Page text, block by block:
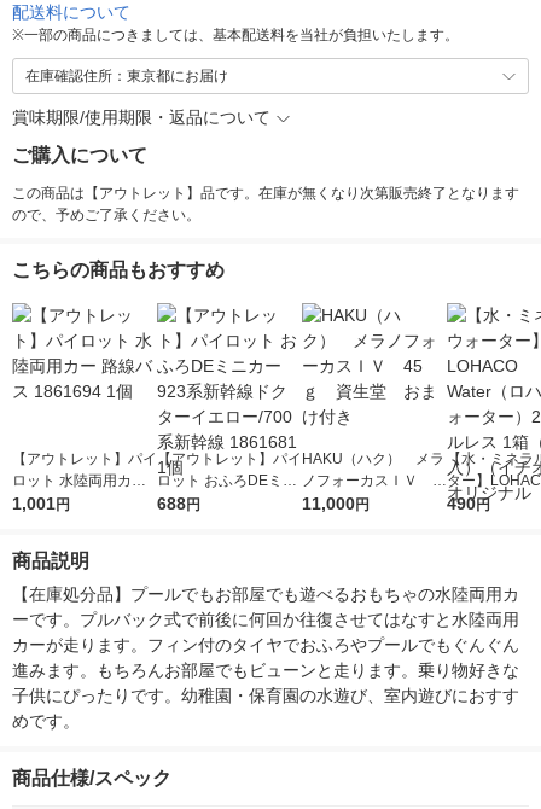
配送料について
※一部の商品につきましては、基本配送料を当社が負担いたします。
在庫確認住所：東京都にお届け
賞味期限/使用期限・返品について
ご購入について
この商品は【アウトレット】品です。在庫が無くなり次第販売終了となります
ので、予めご了承ください。
こちらの商品もおすすめ
【アウトレット】パイ
ロット 水陸両用カー
路線バス 1861694 1
1,001円
【アウトレット】パイ
ロット おふろDEミニ
カー 923系新幹線ドク
688円
HAKU（ハク） メラ
ノフォーカスＩＶ 4
5ｇ 資生堂 おまけ
11,000円
【水・ミネラ
ター】
r（ロハコウ
490円
商品説明
【在庫処分品】プールでもお部屋でも遊べるおもちゃの水陸両用カ
ーです。プルバック式で前後に何回か往復させてはなすと水陸両用
カーが走ります。フィン付のタイヤでおふろやプールでもぐんぐん
進みます。もちろんお部屋でもビューンと走ります。乗り物好きな
子供にぴったりです。幼稚園・保育園の水遊び、室内遊びにおすす
めです。
商品仕様/スペック